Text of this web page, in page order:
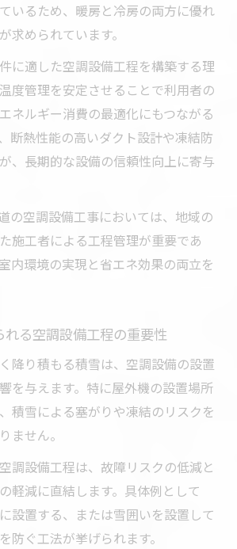
いるため、暖房と冷房の両方に優れ
求められています。
に適した空調設備工程を構築する理
度管理を安定させることで利用者の
ネルギー消費の最適化にもつながる
断熱性能の高いダクト設計や凍結防
、長期的な設備の信頼性向上に寄与
の空調設備工事においては、地域の
施工者による工程管理が重要であ
内環境の実現と省エネ効果の両立を
る空調設備工程の重要性
降り積もる積雪は、空調設備の設置
を与えます。特に屋外機の設置場所
積雪による塞がりや凍結のリスクを
ません。
調設備工程は、故障リスクの低減と
軽減に直結します。具体例として
設置する、または雪囲いを設置して
防ぐ工法が挙げられます。